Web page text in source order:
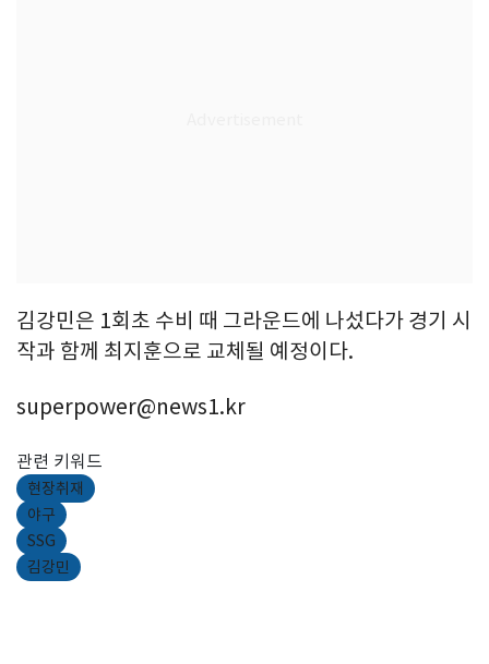
김강민은 1회초 수비 때 그라운드에 나섰다가 경기 시
작과 함께 최지훈으로 교체될 예정이다.
superpower@news1.kr
관련 키워드
현장취재
야구
SSG
김강민